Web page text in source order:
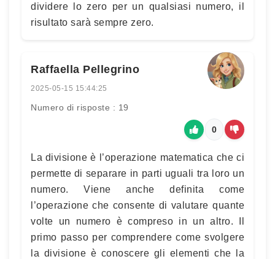
dividere lo zero per un qualsiasi numero, il
risultato sarà sempre zero.
Raffaella Pellegrino
2025-05-15 15:44:25
Numero di risposte : 19
0
La divisione è l’operazione matematica che ci
permette di separare in parti uguali tra loro un
numero. Viene anche definita come
l’operazione che consente di valutare quante
volte un numero è compreso in un altro. Il
primo passo per comprendere come svolgere
la divisione è conoscere gli elementi che la